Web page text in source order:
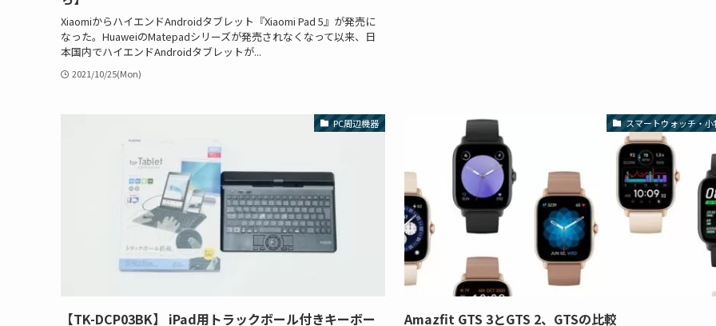
XiaomiからハイエンドAndroidタブレット『Xiaomi Pad 5』が発売に
なった。HuaweiのMatepadシリーズが発売されなくなって以来、日
本国内でハイエンドAndroidタブレットが...
2021/10/25(Mon)
PC周辺機器
【TK-DCP03BK】 iPad用トラックボール付きキーボー
スマートウォッチ・小
Amazfit GTS 3とGTS 2、GTSの比較